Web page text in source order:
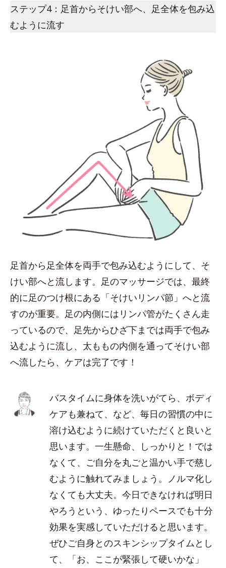
ステップ4：足首からそけい部へ、足全体を包み込
むように流す
足首から足全体を両手で包み込むようにして、そ
けい部へと流します。足のマッサージでは、最終
的に足のつけ根にある「そけいリンパ節」へと流
すのが重要。足の内側にはリンパ管がたくさん走
っているので、足先からひざ下までは両手で包み
込むように流し、太ももの内側を通ってそけい部
へ流したら、ケアは完了です！
バスタイムに身体を洗いがてら、ボディ
ケアも兼ねて、など、毎日の習慣の中に
溶け込むように続けていただくと良いと
思います。一生懸命、しっかりと！では
なくて、ご自分を丸ごと温かい手で慈し
むように触れてみましょう。ノルマ化し
なくても大丈夫。今日できなければ明日
やろうという、ゆったりペースでも十分
効果を実感していただけると思います。
ぜひご自身とのスキンシップタイムとし
て、「お、ここが緊張して硬いかな」